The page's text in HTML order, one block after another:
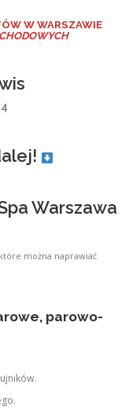
W WARSZAWIE
Warszawa
można naprawiać
parowo-